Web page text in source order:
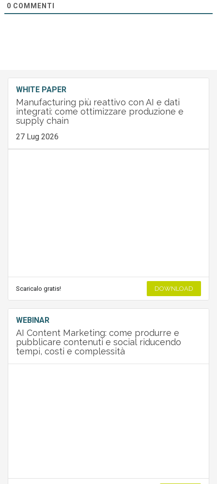
0 COMMENTI
WHITE PAPER
Manufacturing più reattivo con AI e dati
integrati: come ottimizzare produzione e
supply chain
27 Lug 2026
Scaricalo gratis! DOWNLOAD
WEBINAR
AI Content Marketing: come produrre e
pubblicare contenuti e social riducendo
tempi, costi e complessità